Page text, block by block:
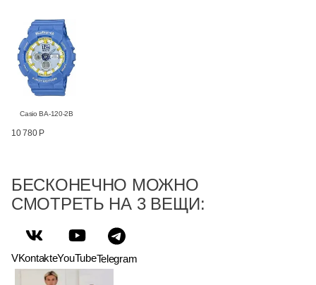
Casio BA-120-2B
10 780 Р
БЕСКОНЕЧНО МОЖНО
СМОТРЕТЬ НА 3 ВЕЩИ:
VKontakteYouTubeTelegram